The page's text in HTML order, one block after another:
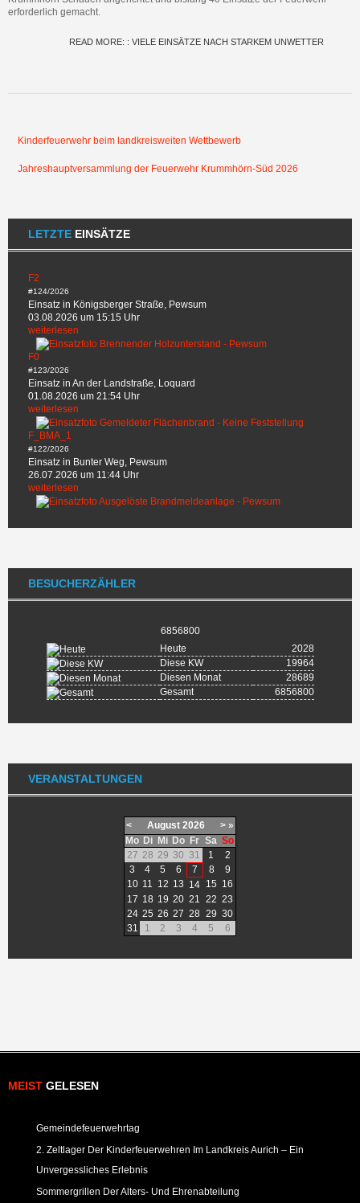
erforderlich gemacht.
READ MORE: : VIELE EINSÄTZE NACH STARKEM UNWETTER
Kinderfeuerwehr beim landkreisweiten Wettbewerb
Jahreshauptversammlung der Feuerwehr Krummhörn-Süd 2026
LETZTE EINSÄTZE
F2
#124/2026
Einsatz in Königsberger Straße, Pewsum
03.08.2026 um 15:15 Uhr
weiterlesen
F0
#123/2026
Einsatz in An der Landstraße, Loquard
01.08.2026 um 21:54 Uhr
weiterlesen
F_BMA_1
#122/2026
Einsatz in Bunter Weg, Pewsum
26.07.2026 um 11:44 Uhr
weiterlesen
BESUCHERZÄHLER
6856800
Heute
2028
Diese KW
19964
Diesen Monat
28689
Gesamt
6856800
VERANSTALTUNGEN
< August 2026 > »
Mo Di Mi Do Fr Sa So
27 28 29 30 31 1
2
3
4 5 6 7 8
9
10 11 12 13 14 15 16
17 18 19 20 21 22 23
24 25 26 27 28 29 30
31
1 2 3 4 5 6
MEIST GELESEN
Gemeindefeuerwehrtag
2. Zeltlager Der Kinderfeuerwehren Im Landkreis Aurich – Ein
Unvergessliches Erlebnis
Sommergrillen Der Alters- Und Ehrenabteilung